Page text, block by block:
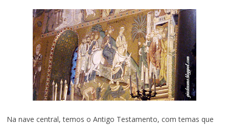
Na nave central, temos o Antigo Testamento, com temas que